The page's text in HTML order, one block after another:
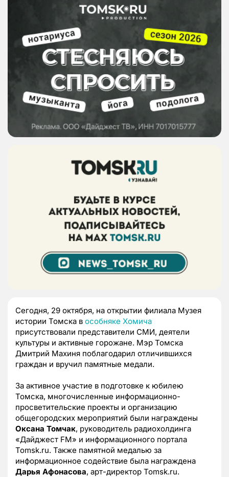
Сегодня, 29 октября, на открытии филиала Музея
истории Томска в особняке Хомича
присутствовали представители СМИ, деятели
культуры и активные горожане. Мэр Томска
Дмитрий Махиня поблагодарил отличившихся
граждан и вручил памятные медали.
За активное участие в подготовке к юбилею
Томска, многочисленные информационно-
просветительские проекты и организацию
общегородских мероприятий были награждены
Оксана Томчак, руководитель радиохолдинга
«Дайджест FM» и информационного портала
Tomsk.ru. Также памятной медалью за
информационное содействие была награждена
Дарья Афонасова, арт-директор Tomsk.ru.